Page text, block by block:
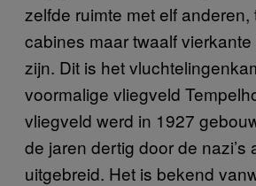
zelfde ruimte met elf
cabines maar twaalf
zijn. Dit is het
voormalige vliegveld
vliegveld werd in 1927
de jaren dertig door de nazi’s
uitgebreid. Het is bekend